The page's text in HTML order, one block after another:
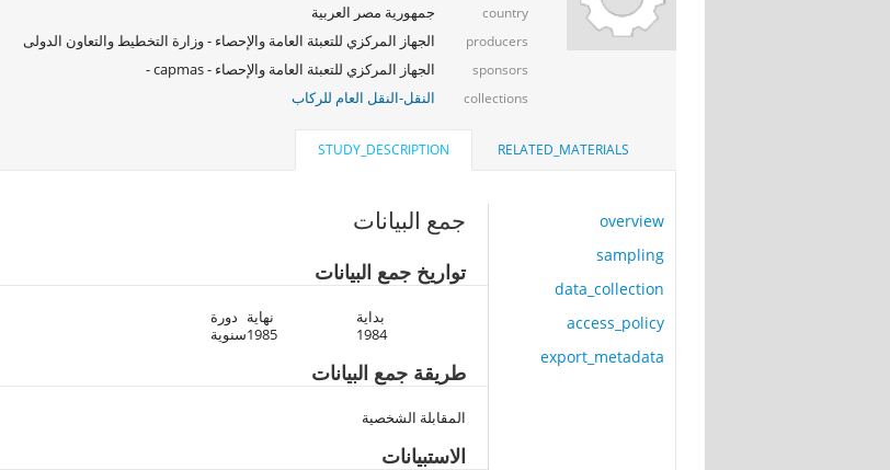
country جمهورية مصر العربية
producers الجهاز المركزي للتعبئة العامة والإحصاء - وزارة التخطيط والتعاون الدولى
sponsors الجهاز المركزي للتعبئة العامة والإحصاء - capmas -
collections النقل-النقل العام للركاب
RELATED_MATERIALS
STUDY_DESCRIPTION
overview
sampling
data_collection
access_policy
export_metadata
جمع البيانات
تواريخ جمع البيانات
بداية نهاية دورة
1984
1985سنوية
طريقة جمع البيانات
المقابلة الشخصية
الاستبيانات